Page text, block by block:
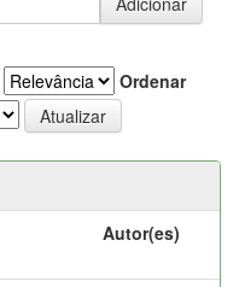
Ordenar
Autor(es)